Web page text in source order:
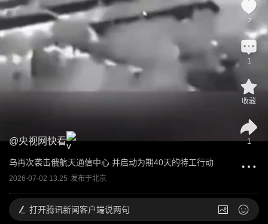
@央视网快看
乌再次袭击俄航天通信中心 并启动为期40天的特工行动
2026-07-02 13:25 发布于北京
2
1
收藏
1
打开腾讯新闻客户端说两句